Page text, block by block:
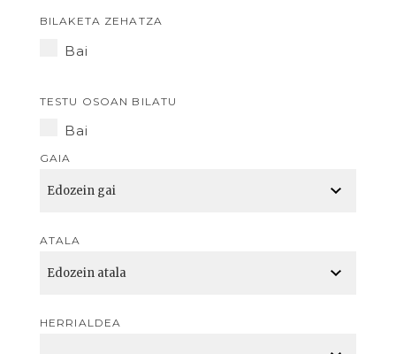
BILAKETA ZEHATZA
Bai
TESTU OSOAN BILATU
Bai
GAIA
ATALA
HERRIALDEA